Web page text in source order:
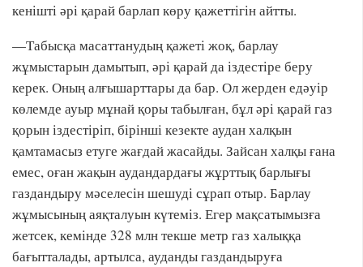
кенішті әрі қарай барлап көру қажеттігін айтты.
—Табысқа масаттанудың қажеті жоқ, барлау
жұмыстарын дамытып, әрі қарай да іздестіре беру
керек. Оның алғышарттары да бар. Ол жерден едәуір
көлемде ауыр мұнай қоры табылған, бұл әрі қарай газ
қорын іздестіріп, бірінші кезекте аудан халқын
қамтамасыз етуге жағдай жасайды. Зайсан халқы ғана
емес, оған жақын аудандардағы жұрттық барлығы
газдандыру мәселесін шешуді сұрап отыр. Барлау
жұмысының аяқталуын күтеміз. Егер мақсатымызға
жетсек, кемінде 328 млн текше метр газ халыққа
бағытталады, артылса, ауданды газдандыруға